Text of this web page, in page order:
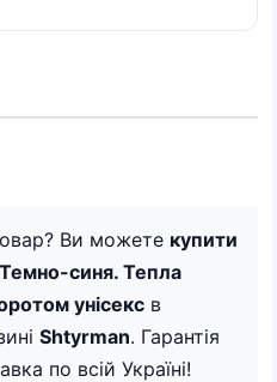
Ви можете купити
синя. Тепла
унісекс в
Shtyrman. Гарантія
по всій Україні!